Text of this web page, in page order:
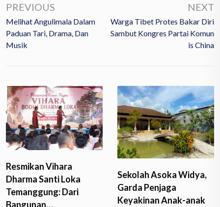
PREVIOUS
Melihat Angulimala Dalam
Paduan Tari, Drama, Dan
Musik
NEXT
Warga Tibet Protes Bakar Diri
Sambut Kongres Partai Komun
Is China
Resmikan Vihara
Dharma Santi Loka
Temanggung: Dari
Bangunan…
Sekolah Asoka Widya,
Garda Penjaga
Keyakinan Anak-anak